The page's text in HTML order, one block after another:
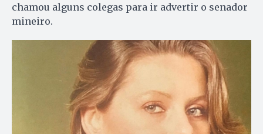
chamou alguns colegas para ir advertir o senador
mineiro.